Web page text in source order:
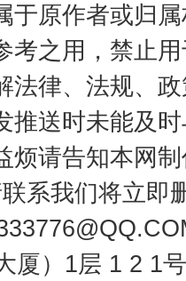
于原作者或归
考之用，禁止
法律、法规、
推送时未能及
烦请告知本网
系我们将立即
厦）1层 1 2 1
"炒